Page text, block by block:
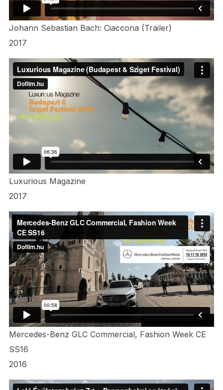
Johann Sebastian Bach: Ciaccona (Trailer)
2017
Luxurious Magazine
2017
Mercedes-Benz GLC Commercial, Fashion Week CE
SS16
2016